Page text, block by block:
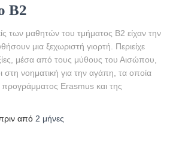
Β2
των μαθητών του τμήματος Β2 είχαν την
μια ξεχωριστή γιορτή. Περιείχε
μέσα από τους μύθους του Αισώπου,
στη νοηματική για την αγάπη, τα οποία
προγράμματος Erasmus και της
πριν από 2 μήνες